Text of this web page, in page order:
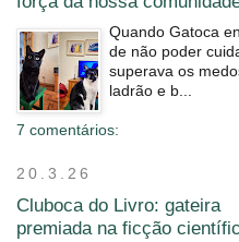
Quando Gatoca
de não poder
superava os
ladrão e b...
7 comentários:
20.3.26
Cluboca do Livro: gateira
premiada na ficção